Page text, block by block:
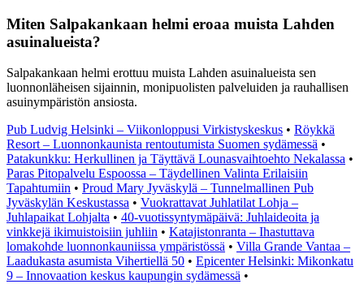
Miten Salpakankaan helmi eroaa muista Lahden
asuinalueista?
Salpakankaan helmi erottuu muista Lahden asuinalueista sen
luonnonläheisen sijainnin, monipuolisten palveluiden ja rauhallisen
asuinympäristön ansiosta.
Pub Ludvig Helsinki – Viikonloppusi Virkistyskeskus • Röykkä
Resort – Luonnonkaunista rentoutumista Suomen sydämessä •
Patakunkku: Herkullinen ja Täyttävä Lounasvaihtoehto Nekalassa •
Paras Pitopalvelu Espoossa – Täydellinen Valinta Erilaisiin
Tapahtumiin • Proud Mary Jyväskylä – Tunnelmallinen Pub
Jyväskylän Keskustassa • Vuokrattavat Juhlatilat Lohja –
Juhlapaikat Lohjalta • 40-vuotissyntymäpäivä: Juhlaideoita ja
vinkkejä ikimuistoisiin juhliin • Katajistonranta – Ihastuttava
lomakohde luonnonkauniissa ympäristössä • Villa Grande Vantaa –
Laadukasta asumista Vihertiellä 50 • Epicenter Helsinki: Mikonkatu
9 – Innovaation keskus kaupungin sydämessä •